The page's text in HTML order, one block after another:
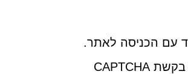
בקשת האימות מפעילה את בקשת ההרשאה של הדפדפן במקום להציג בקשת CAPTCHA